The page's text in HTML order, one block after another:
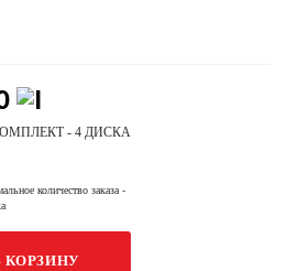
- 4 ДИСКА
количество заказа-
КОРЗИНУ